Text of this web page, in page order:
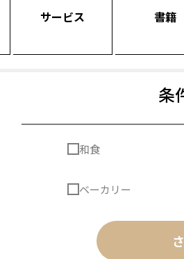
サービス 書籍
条
和食
ベーカリー